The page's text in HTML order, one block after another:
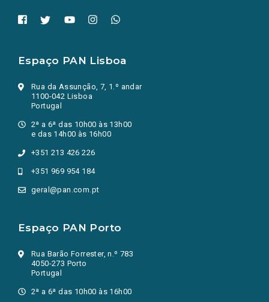
Espaço PAN Lisboa
Rua da Assunção, 7, 1.º andar
1100-042 Lisboa
Portugal
2ª a 6ª das 10h00 às 13h00
e das 14h00 às 16h00
+351 213 426 226
+351 969 954 184
geral@pan.com.pt
Espaço PAN Porto
Rua Barão Forrester, n.º 783
4050-273 Porto
Portugal
2ª a 6ª das 10h00 às 16h00